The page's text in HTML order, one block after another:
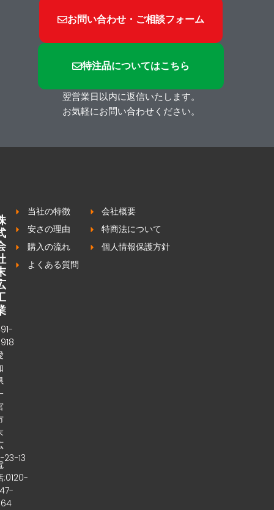
お問い合わせ・ご相談フォーム
特注品についてはこちら
翌営業日以内に返信いたします。
お気軽にお問い合わせください。
当社の特徴
安さの理由
購入の流れ
よくある質問
会社概要
特商法について
個人情報保護方針
:0120-